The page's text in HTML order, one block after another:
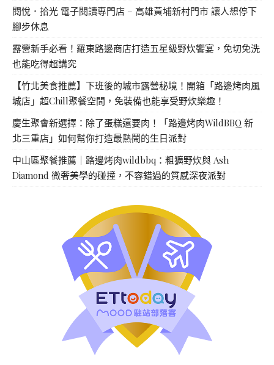
閱悅．拾光 電子閱讀專門店 – 高雄黃埔新村門市 讓人想停下
腳步休息
露營新手必看！羅東路邊商店打造五星級野炊饗宴，免切免洗
也能吃得超講究
【竹北美食推薦】下班後的城市露營秘境！開箱「路邊烤肉風
城店」超Chill聚餐空間，免裝備也能享受野炊樂趣！
慶生聚會新選擇：除了蛋糕還要肉！「路邊烤肉WildBBQ 新
北三重店」如何幫你打造最熱鬧的生日派對
中山區聚餐推薦｜路邊烤肉wildbbq：粗獷野炊與 Ash
Diamond 微奢美學的碰撞，不容錯過的質感深夜派對